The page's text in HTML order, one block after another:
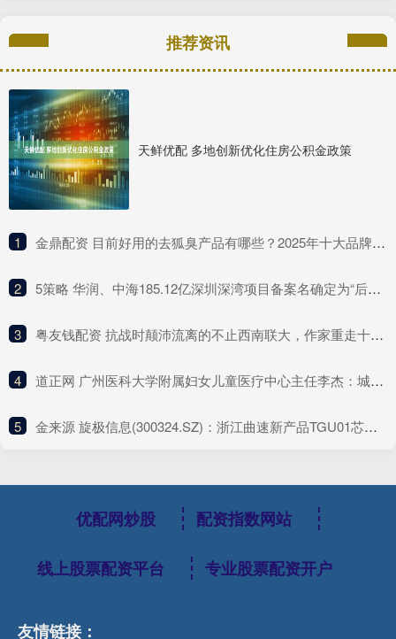
推荐资讯
天鲜优配 多地创新优化住房公积金政策
1 ​金鼎配资 目前好用的去狐臭产品有哪些？2025年十大品牌排行榜，这款实力派
2 ​5策略 华润、中海185.12亿深圳深湾项目备案名确定为“后海沄玺花园”
3 ​粤友钱配资 抗战时颠沛流离的不止西南联大，作家重走十所大学内迁路
4 ​道正网 广州医科大学附属妇女儿童医疗中心主任李杰：城乡差异与年轻化趋势下乳腺癌需提升早筛意识丨21CC肿瘤周
5 ​金来源 旋极信息(300324.SZ)：浙江曲速新产品TGU01芯片主要用于AI大模型推理场景，目前已经适配deepseek软件
优配网炒股 配资指数网站
线上股票配资平台 专业股票配资开户
友情链接：